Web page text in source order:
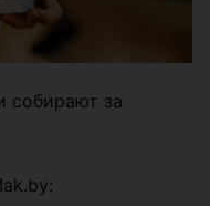
собирают за